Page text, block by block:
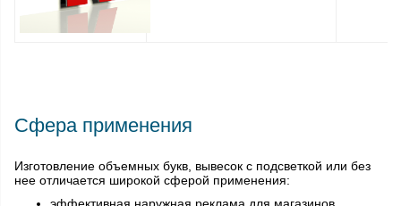
Сфера применения
Изготовление объемных букв, вывесок с подсветкой или без
нее отличается широкой сферой применения: